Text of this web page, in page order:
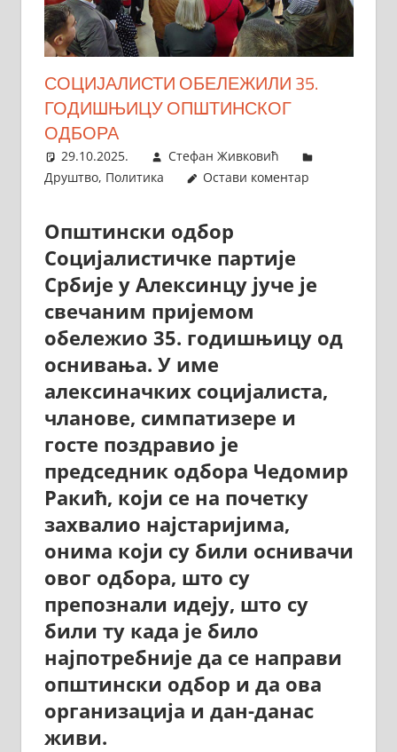
СОЦИЈАЛИСТИ ОБЕЛЕЖИЛИ 35.
ГОДИШЊИЦУ ОПШТИНСКОГ
ОДБОРА
29.10.2025.
Стефан Живковић
Друштво, Политика Остави коментар
Општински одбор
Социјалистичке партије
Србије у Алексинцу јуче је
свечаним пријемом
обележио 35. годишњицу од
оснивања. У име
алексиначких социјалиста,
чланове, симпатизере и
госте поздравио је
председник одбора Чедомир
Ракић, који се на почетку
захвалио најстаријима,
онима који су били оснивачи
овог одбора, што су
препознали идеју, што су
били ту када је било
најпотребније да се направи
општински одбор и да ова
организација и дан-данас
живи.